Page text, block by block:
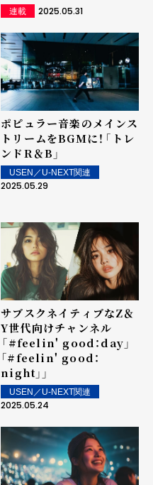
連載 2025.05.31
ポピュラー音楽のメインス
トリームをBGMに！――「トレ
ンドR＆B」
USEN／U-NEXT関連
2025.05.29
サブスクネイティブなZ＆
Y世代向けチャンネル
――「#feelin' good：day」
「#feelin' good：
night」」
USEN／U-NEXT関連
2025.05.24